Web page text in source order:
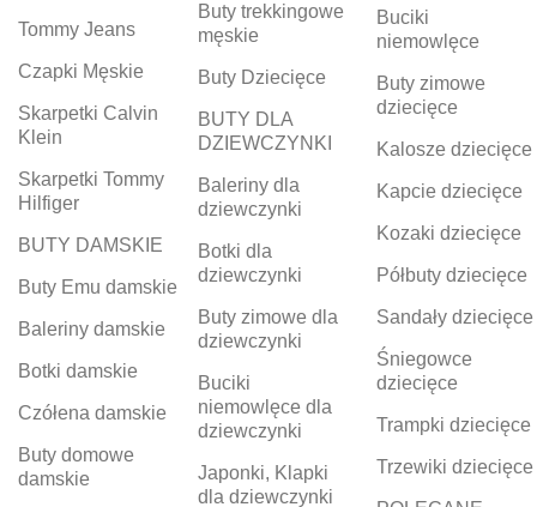
Tommy Jeans
Czapki Męskie
Skarpetki Calvin
Klein
Skarpetki Tommy
Hilfiger
BUTY DAMSKIE
Buty Emu damskie
Baleriny damskie
Botki damskie
Czółena damskie
Buty domowe
damskie
Buty trekkingowe
męskie
Buty Dziecięce
BUTY DLA
DZIEWCZYNKI
Baleriny dla
dziewczynki
Botki dla
dziewczynki
Buty zimowe dla
dziewczynki
Buciki
niemowlęce dla
dziewczynki
Japonki, Klapki
dla dziewczynki
Buciki
niemowlęce
Buty zimowe
dziecięce
Kalosze dziecięce
Kapcie dziecięce
Kozaki dziecięce
Półbuty dziecięce
Sandały dziecięce
Śniegowce
dziecięce
Trampki dziecięce
Trzewiki dziecięce